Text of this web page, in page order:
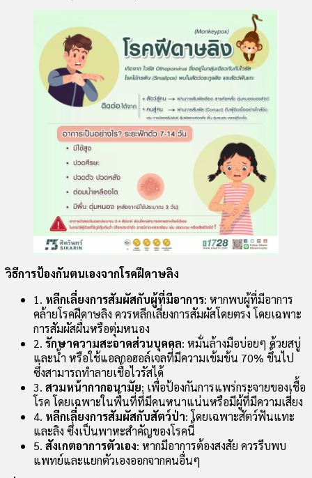
วิธีการป้องกันตนเองจากโรคฝีดาษลิง
1. หลีกเลี่ยงการสัมผัสกับผู้ที่มีอาการ: หากพบผู้ที่มีอาการ
คล้ายโรคฝีดาษลิง ควรหลีกเลี่ยงการสัมผัสโดยตรง โดยเฉพาะ
การสัมผัสผื่นหรือตุ่มหนอง
2. รักษาความสะอาดส่วนบุคคล: หมั่นล้างมือบ่อยๆ ด้วยสบู่
และน้ำ หรือใช้แอลกอฮอล์เจลที่มีความเข้มข้น 70% ขึ้นไป
ซึ่งสามารถทำลายเชื้อไวรัสได้
3. สวมหน้ากากอนามัย: เพื่อป้องกันการแพร่กระจายของเชื้อ
โรค โดยเฉพาะในพื้นที่ที่มีคนหนาแน่นหรือมีผู้ที่มีความเสี่ยง
4. หลีกเลี่ยงการสัมผัสกับสัตว์ป่า: โดยเฉพาะสัตว์ฟันแทะ
และลิง ซึ่งเป็นพาหะสำคัญของโรคนี้
5. สังเกตอาการตัวเอง: หากมีอาการต้องสงสัย ควรรีบพบ
แพทย์และแยกตัวเองออกจากคนอื่นๆ